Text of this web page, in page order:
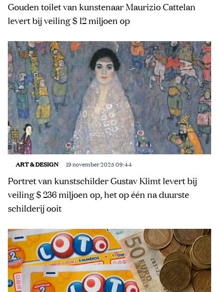
Gouden toilet van kunstenaar Maurizio Cattelan
levert bij veiling $ 12 miljoen op
ART & DESIGN 19 november 2025 09:44
Portret van kunstschilder Gustav Klimt levert bij
veiling $ 236 miljoen op, het op één na duurste
schilderij ooit